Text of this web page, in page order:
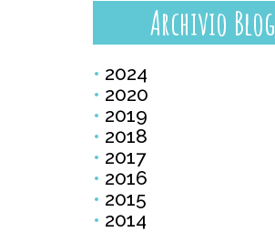
Archivio Blog
2024
2020
2019
2018
2017
2016
2015
2014